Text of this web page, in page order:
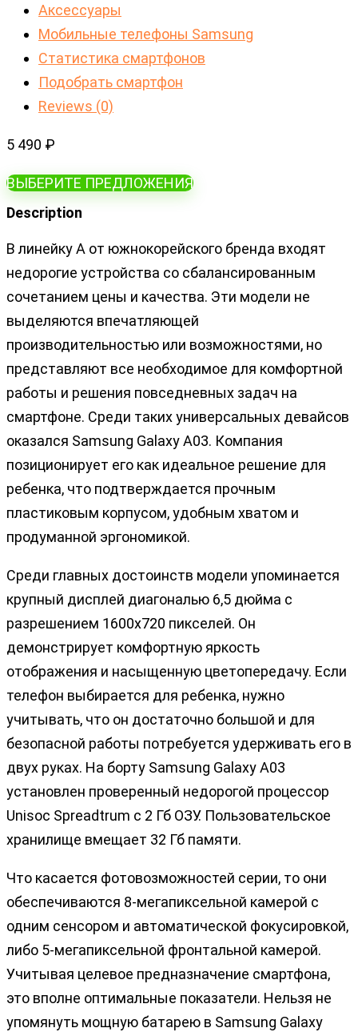
Аксессуары
Мобильные телефоны Samsung
Статистика смартфонов
Подобрать смартфон
Reviews (0)
5 490 ₽
ВЫБЕРИТЕ ПРЕДЛОЖЕНИЯ
Description
В линейку А от южнокорейского бренда входят
недорогие устройства со сбалансированным
сочетанием цены и качества. Эти модели не
выделяются впечатляющей
производительностью или возможностями, но
представляют все необходимое для комфортной
работы и решения повседневных задач на
смартфоне. Среди таких универсальных девайсов
оказался Samsung Galaxy A03. Компания
позиционирует его как идеальное решение для
ребенка, что подтверждается прочным
пластиковым корпусом, удобным хватом и
продуманной эргономикой.
Среди главных достоинств модели упоминается
крупный дисплей диагональю 6,5 дюйма с
разрешением 1600х720 пикселей. Он
демонстрирует комфортную яркость
отображения и насыщенную цветопередачу. Если
телефон выбирается для ребенка, нужно
учитывать, что он достаточно большой и для
безопасной работы потребуется удерживать его в
двух руках. На борту Samsung Galaxy A03
установлен проверенный недорогой процессор
Unisoc Spreadtrum с 2 Гб ОЗУ. Пользовательское
хранилище вмещает 32 Гб памяти.
Что касается фотовозможностей серии, то они
обеспечиваются 8-мегапиксельной камерой с
одним сенсором и автоматической фокусировкой,
либо 5-мегапиксельной фронтальной камерой.
Учитывая целевое предназначение смартфона,
это вполне оптимальные показатели. Нельзя не
упомянуть мощную батарею в Samsung Galaxy